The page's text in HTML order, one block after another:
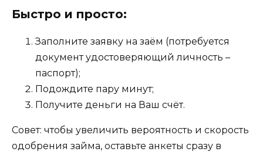
Быстро и просто:
Заполните заявку на заём (потребуется
документ удостоверяющий личность –
паспорт);
Подождите пару минут;
Получите деньги на Ваш счёт.
Совет: чтобы увеличить вероятность и скорость
одобрения займа, оставьте анкеты сразу в